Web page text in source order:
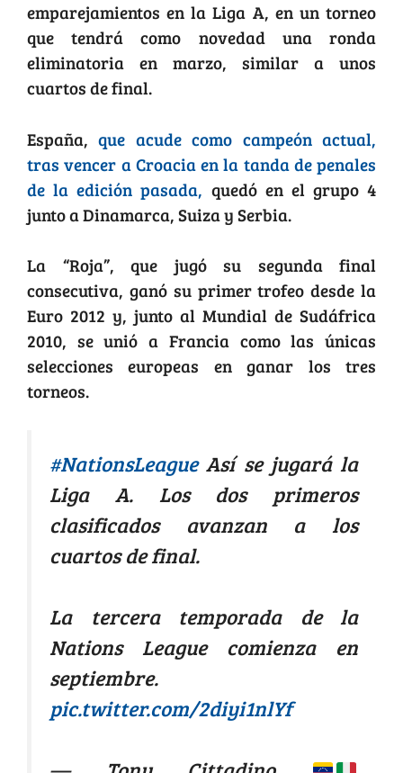
emparejamientos en la Liga A, en un torneo
que tendrá como novedad una ronda
eliminatoria en marzo, similar a unos
cuartos de final.
España,que acude como campeón actual,
tras vencer a Croacia en la tanda de penales
de la edición pasada, quedó en el grupo 4
junto a Dinamarca, Suiza y Serbia.
La “Roja”, que jugó su segunda final
consecutiva, ganó su primer trofeo desde la
Euro 2012 y, junto al Mundial de Sudáfrica
2010, se unió a Francia como las únicas
selecciones europeas en ganar los tres
torneos.
#NationsLeagueAsí se jugará la
Liga A. Los dos primeros
clasificados avanzan a los
cuartos de final.
La tercera temporada de la
Nations League comienza en
septiembre.
pic.twitter.com/2diyi1nlYf